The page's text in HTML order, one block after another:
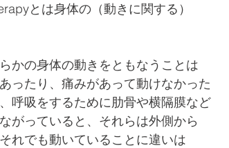
とは身体の（動きに関する）
かの身体の動きをともなうことは
ったり、痛みがあって動けなかった
呼吸をするために肋骨や横隔膜など
がっていると、それらは外側から
れでも動いていることに違いは